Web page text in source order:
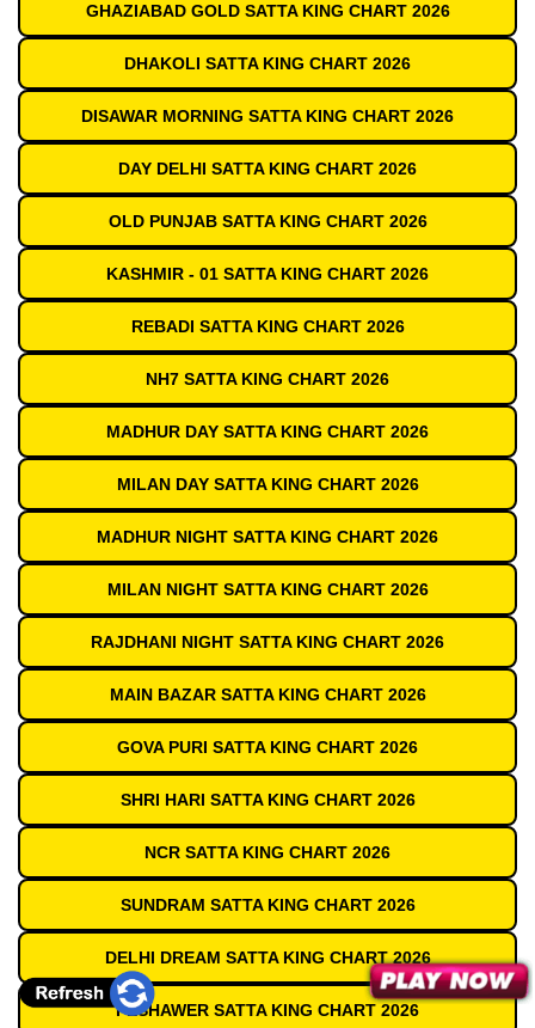
GHAZIABAD GOLD SATTA KING CHART 2026
DHAKOLI SATTA KING CHART 2026
DISAWAR MORNING SATTA KING CHART 2026
DAY DELHI SATTA KING CHART 2026
OLD PUNJAB SATTA KING CHART 2026
KASHMIR - 01 SATTA KING CHART 2026
REBADI SATTA KING CHART 2026
NH7 SATTA KING CHART 2026
MADHUR DAY SATTA KING CHART 2026
MILAN DAY SATTA KING CHART 2026
MADHUR NIGHT SATTA KING CHART 2026
MILAN NIGHT SATTA KING CHART 2026
RAJDHANI NIGHT SATTA KING CHART 2026
MAIN BAZAR SATTA KING CHART 2026
GOVA PURI SATTA KING CHART 2026
SHRI HARI SATTA KING CHART 2026
NCR SATTA KING CHART 2026
SUNDRAM SATTA KING CHART 2026
DELHI DREAM SATTA KING CHART 2026
PESHAWER SATTA KING CHART 2026